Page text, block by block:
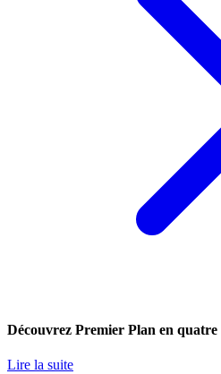
Découvrez Premier Plan en quatre
Lire la suite